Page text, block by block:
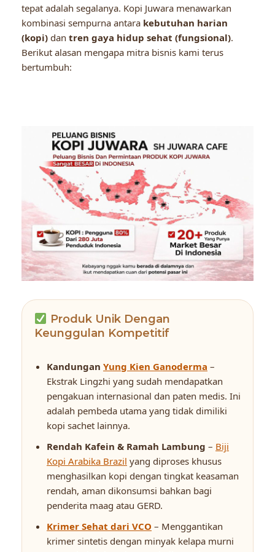
tepat adalah segalanya. Kopi Juwara menawarkan
kombinasi sempurna antara kebutuhan harian
(kopi) dan tren gaya hidup sehat (fungsional).
Berikut alasan mengapa mitra bisnis kami terus
bertumbuh:
Produk Unik Dengan
Keunggulan Kompetitif
Kandungan Yung Kien Ganoderma –
Ekstrak Lingzhi yang sudah mendapatkan
pengakuan internasional dan paten medis. Ini
adalah pembeda utama yang tidak dimiliki
kopi sachet lainnya.
Rendah Kafein & Ramah Lambung – Biji
Kopi Arabika Brazil yang diproses khusus
menghasilkan kopi dengan tingkat keasaman
rendah, aman dikonsumsi bahkan bagi
penderita maag atau GERD.
Krimer Sehat dari VCO – Menggantikan
krimer sintetis dengan minyak kelapa murni